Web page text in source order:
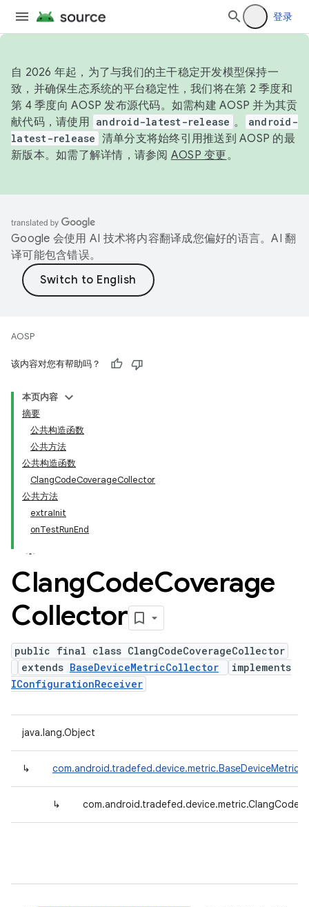
登录
自 2026 年起，为了与我们的主干稳定开发模型保持一
致，并确保生态系统的平台稳定性，我们将在第 2 季度和
第 4 季度向 AOSP 发布源代码。如需构建 AOSP 并为其贡
献代码，请使用 android-latest-release 。
android-
latest-release 清单分支将始终引用推送到 AOSP 的最
新版本。如需了解详情，请参阅 AOSP 变更。
Google 会使用 AI 技术将内容翻译成您偏好的语言。AI 翻
译可能包含错误。
AOSP
该内容对您有帮助吗？
本页内容
摘要
公共构造函数
公共方法
公共构造函数
ClangCodeCoverageCollector
公共方法
extraInit
onTestRunEnd
ClangCodeCoverage
Collector
public final class ClangCodeCoverageCollector
extends BaseDeviceMetricCollector
implements
IConfigurationReceiver
java.lang.Object
↳
↳